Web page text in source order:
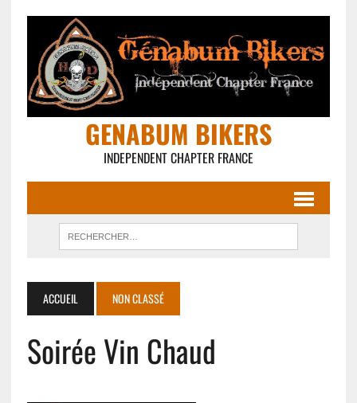
GENABUM BIKERS
INDEPENDENT CHAPTER FRANCE
ACCUEIL NON CLASSÉ
Soirée Vin Chaud